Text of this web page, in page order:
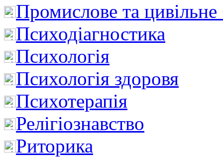
Промислове та цивільне
Психодіагностика
Психологія
Психологія здоровя
Психотерапія
Релігіознавство
Риторика